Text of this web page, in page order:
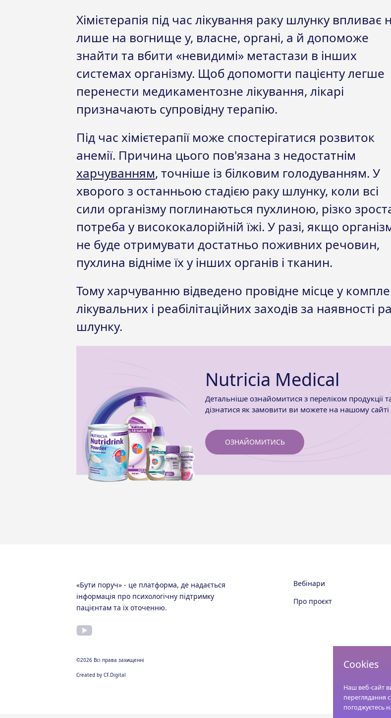
Хімієтерапія під час лікування раку шлунку впливає
лише на вогнище у, власне, органі, а й допоможе
знайти та вбити «невидимі» метастази в інших
системах організму. Щоб допомогти пацієнту легше
перенести медикаментозне лікування, лікарі
призначають супровідну терапію.
Під час хімієтерапії може спостерігатися розвиток
анемії. Причина цього пов'язана з недостатнім
харчуванням, точніше із білковим голодуванням. У
хворого з останньою стадією раку шлунку, коли всі
сили організму поглинаються пухлиною, різко
потреба у висококалорійній їжі. У разі, якщо
не буде отримувати достатньо поживних речовин,
пухлина відніме їх у інших органів і тканин.
Тому харчуванню відведено провідне місце у
лікувальних і реабілітаційних заходів за наявності
шлунку.
Nutricia Medical
Детальніше ознайомитися з переліком продукції
дізнатися як замовити ви можете на нашому сайті
ОЗНАЙОМИТИСЬ
«Бути поруч» - це платформа, де надається
інформація про психологічну підтримку
пацієнтам та їх оточенню.
©2026 Всі права захищенні
Created by CF.Digital
Вебінари
Про проєкт
Cookies
Наш веб-сайт
переглядання
погоджуєтесь